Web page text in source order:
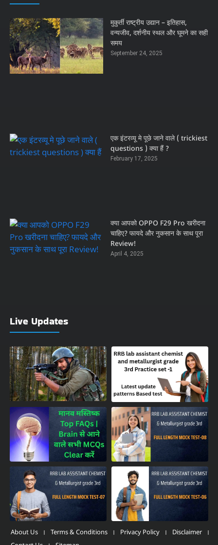
मुकुर्ती राष्ट्रीय उद्यान – इतिहास,
वन्यजीव, दर्शनीय स्थल और घूमने का सही
समय
September 24, 2025
एक इंटरव्यू मे पूछे जाने वाले ( trickiest
questions ) क्या हैं ?
February 17, 2025
क्या आपको OPPO F29 Pro खरीदना
चाहिए? फायदे और नुकसान के साथ पूरा
Review!
April 4, 2025
Live Updates
About Us Terms & Conditions Privacy Policy
Disclaimer